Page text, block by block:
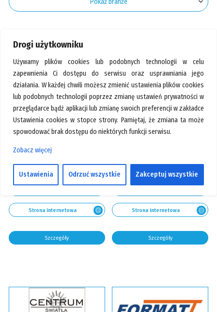
Drogi użytkowniku
Używamy plików cookies lub podobnych technologii w celu
zapewnienia Ci dostępu do serwisu oraz usprawniania jego
działania. W każdej chwili możesz zmienić ustawienia plików cookies
lub podobnych technologii poprzez zmianę ustawień prywatności w
przeglądarce bądź aplikacji lub zmianę swoich preferencji w zakładce
Ustawienia cookies w stopce strony. Pamiętaj, że zmiana ta może
spowodować brak dostępu do niektórych funkcji serwisu.
Zobacz więcej
Ustawienia Odrzuć wszystkie Zakceptuj wszystkie
Nasze sklepy
Strona internetowa
Szczegóły
Strona internetowa
Szczegóły